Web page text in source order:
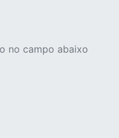
no campo abaixo